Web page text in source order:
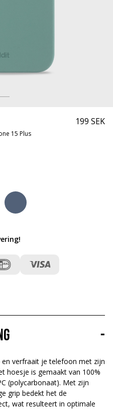
15 Plus
199 SEK
!
-
verfraait je telefoon met zijn
hoesje is gemaakt van 100%
(polycarbonaat). Met zijn
grip bedekt het de
wat resulteert in optimale